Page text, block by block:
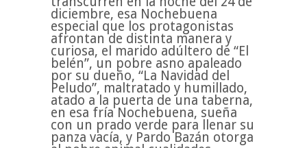
diciembre, esa Nochebuena
especial que los protagonistas
afrontan de distinta manera y
curiosa, el marido adúltero de “El
belén”, un pobre asno apaleado
por su dueño, “La Navidad del
Peludo”, maltratado y humillado,
atado a la puerta de una taberna,
en esa fría Nochebuena, sueña
con un prado verde para llenar su
panza vacía, y Pardo Bazán otorga